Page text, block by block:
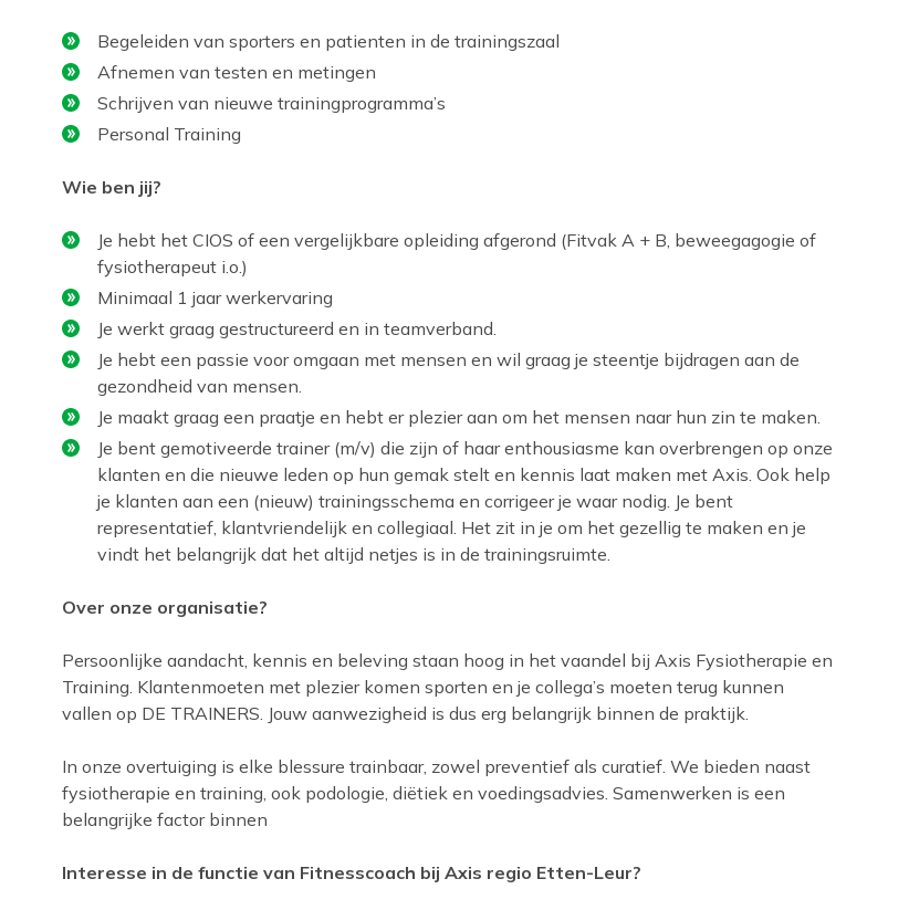
Begeleiden van sporters en patienten in de trainingszaal
Afnemen van testen en metingen
Schrijven van nieuwe trainingprogramma’s
Personal Training
Wie ben jij?
Je hebt het CIOS of een vergelijkbare opleiding afgerond (Fitvak A + B, beweegagogie of
fysiotherapeut i.o.)
Minimaal 1 jaar werkervaring
Je werkt graag gestructureerd en in teamverband.
Je hebt een passie voor omgaan met mensen en wil graag je steentje bijdragen aan de
gezondheid van mensen.
Je maakt graag een praatje en hebt er plezier aan om het mensen naar hun zin te maken.
Je bent gemotiveerde trainer (m/v) die zijn of haar enthousiasme kan overbrengen op onze
klanten en die nieuwe leden op hun gemak stelt en kennis laat maken met Axis. Ook help
je klanten aan een (nieuw) trainingsschema en corrigeer je waar nodig. Je bent
representatief, klantvriendelijk en collegiaal. Het zit in je om het gezellig te maken en je
vindt het belangrijk dat het altijd netjes is in de trainingsruimte.
Over onze organisatie?
Persoonlijke aandacht, kennis en beleving staan hoog in het vaandel bij Axis Fysiotherapie en
Training. Klantenmoeten met plezier komen sporten en je collega’s moeten terug kunnen
vallen op DE TRAINERS. Jouw aanwezigheid is dus erg belangrijk binnen de praktijk.
In onze overtuiging is elke blessure trainbaar, zowel preventief als curatief. We bieden naast
fysiotherapie en training, ook podologie, diëtiek en voedingsadvies. Samenwerken is een
belangrijke factor binnen
Interesse in de functie van Fitnesscoach bij Axis regio Etten-Leur?